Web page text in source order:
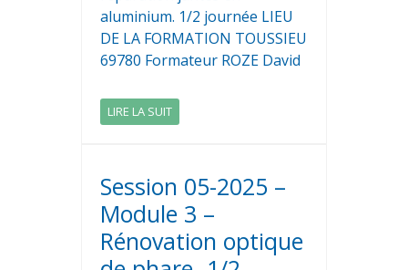
aluminium. 1/2 journée LIEU
DE LA FORMATION TOUSSIEU
69780 Formateur ROZE David
LIRE LA SUIT
Session 05-2025 –
Module 3 –
Rénovation optique